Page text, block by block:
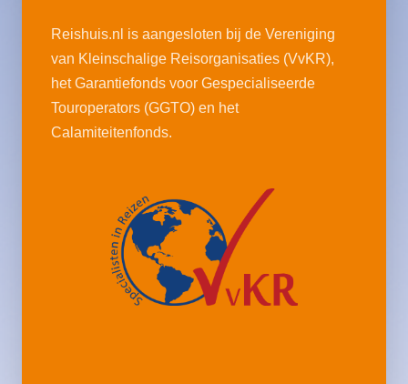
Reishuis.nl is aangesloten bij de Vereniging
van Kleinschalige Reisorganisaties (VvKR),
het Garantiefonds voor Gespecialiseerde
Touroperators (GGTO) en het
Calamiteitenfonds.